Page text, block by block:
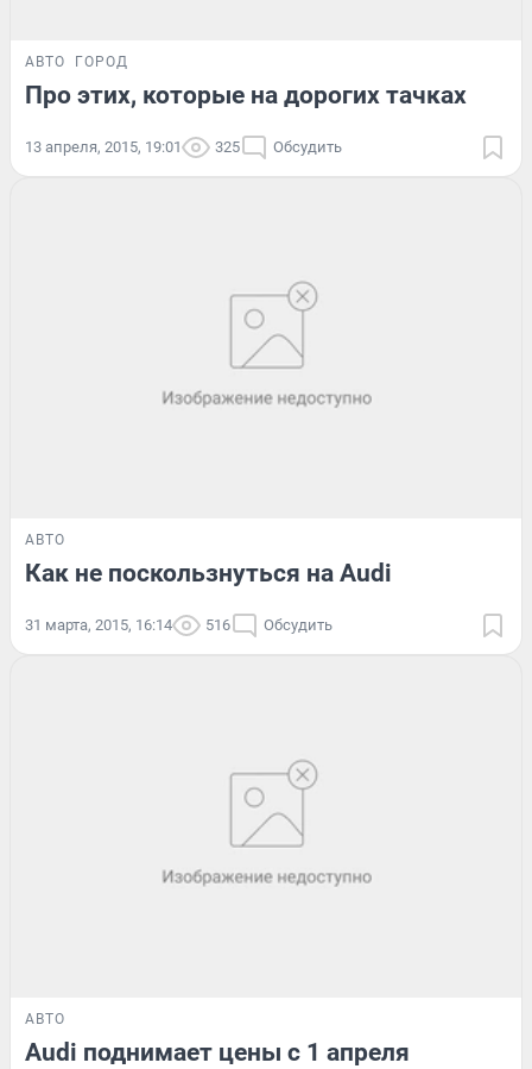
АВТО ГОРОД
Про этих, которые на дорогих тачках
13 апреля, 2015, 19:01 325 Обсудить
АВТО
Как не поскользнуться на Audi
31 марта, 2015, 16:14 516 Обсудить
АВТО
Audi поднимает цены с 1 апреля